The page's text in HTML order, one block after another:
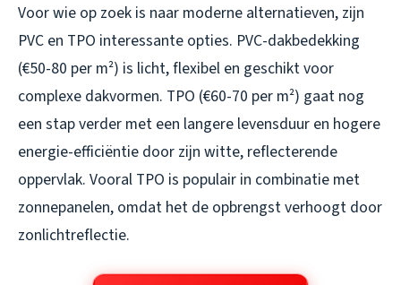
Voor wie op zoek is naar moderne alternatieven, zijn
PVC en TPO interessante opties. PVC-dakbedekking
(€50-80 per m²) is licht, flexibel en geschikt voor
complexe dakvormen. TPO (€60-70 per m²) gaat nog
een stap verder met een langere levensduur en hogere
energie-efficiëntie door zijn witte, reflecterende
oppervlak. Vooral TPO is populair in combinatie met
zonnepanelen, omdat het de opbrengst verhoogt door
zonlichtreflectie.